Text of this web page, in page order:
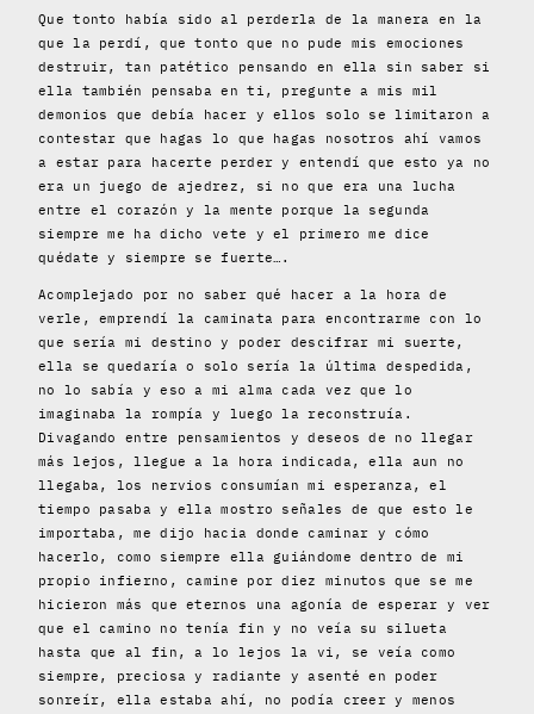
Que tonto había sido al perderla de la manera en la
que la perdí, que tonto que no pude mis emociones
destruir, tan patético pensando en ella sin saber si
ella también pensaba en ti, pregunte a mis mil
demonios que debía hacer y ellos solo se limitaron a
contestar que hagas lo que hagas nosotros ahí vamos
a estar para hacerte perder y entendí que esto ya no
era un juego de ajedrez, si no que era una lucha
entre el corazón y la mente porque la segunda
siempre me ha dicho vete y el primero me dice
quédate y siempre se fuerte….
Acomplejado por no saber qué hacer a la hora de
verle, emprendí la caminata para encontrarme con lo
que sería mi destino y poder descifrar mi suerte,
ella se quedaría o solo sería la última despedida,
no lo sabía y eso a mi alma cada vez que lo
imaginaba la rompía y luego la reconstruía.
Divagando entre pensamientos y deseos de no llegar
más lejos, llegue a la hora indicada, ella aun no
llegaba, los nervios consumían mi esperanza, el
tiempo pasaba y ella mostro señales de que esto le
importaba, me dijo hacia donde caminar y cómo
hacerlo, como siempre ella guiándome dentro de mi
propio infierno, camine por diez minutos que se me
hicieron más que eternos una agonía de esperar y ver
que el camino no tenía fin y no veía su silueta
hasta que al fin, a lo lejos la vi, se veía como
siempre, preciosa y radiante y asenté en poder
sonreír, ella estaba ahí, no podía creer y menos